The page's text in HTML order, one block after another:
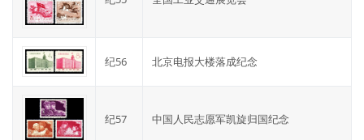
纪56 北京电报大楼落成纪念
纪57 中国人民志愿军凯旋归国纪念